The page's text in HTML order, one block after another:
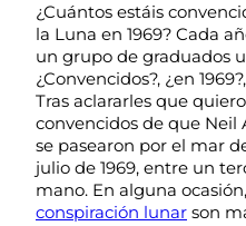
¿Cuántos estáis
la Luna en 1969? Cada
un grupo de graduados
¿Convencidos?, ¿en
Tras aclararles que
convencidos de que
se pasearon por el mar
julio de 1969, entre un
mano. En alguna
conspiración lunar son